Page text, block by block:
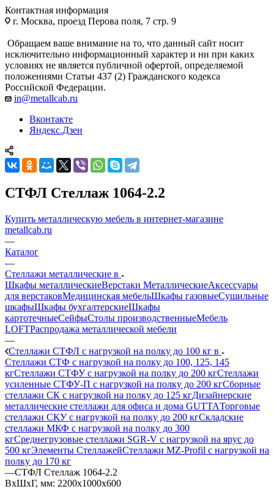
Контактная информация
г. Москва, проезд Перова поля, 7 стр. 9
Обращаем ваше внимание на то, что данный сайт носит
исключительно информационный характер и ни при каких
условиях не является публичной офертой, определяемой
положениями Статьи 437 (2) Гражданского кодекса
Российской Федерации.
in@metallcab.ru
Вконтакте
Яндекс.Дзен
СТФЛ Стеллаж 1064-2.2
Купить металлическую мебель в интернет-магазине
metallcab.ru
—
Каталог
—
Стеллажи металлические в
Шкафы металлическиеВерстаки МеталлическиеАксессуары
для верстаковМедицинская мебельШкафы газовыеСушильные
шкафыШкафы бухгалтерскиеШкафы
картотечныеСейфыСтолы производственныеМебель
LOFTРаспродажа металлической мебели
—
Стеллажи СТФЛ с нагрузкой на полку до 100 кг в
Стеллажи СТФ с нагрузкой на полку до 100, 125, 145
кгСтеллажи СТФУ с нагрузкой на полку до 200 кгСтеллажи
усиленные СТФУ-П с нагрузкой на полку до 200 кгСборные
стеллажи СК с нагрузкой на полку до 125 кгДизайнерские
металлические стеллажи для офиса и дома GUTTAТорговые
стеллажи СКУ с нагрузкой на полку до 200 кгСкладские
стеллажи МКФ с нагрузкой на полку до 300
кгСреднегрузовые стеллажи SGR-V с нагрузкой на ярус до
500 кгЭлементы СтеллажейСтеллажи MZ-Profil с нагрузкой на
полку до 170 кг
—СТФЛ Стеллаж 1064-2.2
ВхШхГ, мм: 2200x1000x600